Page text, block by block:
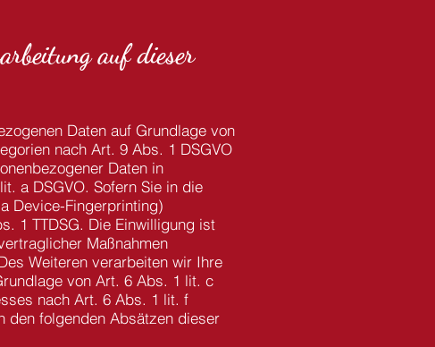
auf dieser
Daten auf Grundlage von
nach Art. 9 Abs. 1 DSGVO
Daten in
a DSGVO. Sofern Sie in die
Device-Fingerprinting)
1 TTDSG. Die Einwilligung ist
Maßnahmen
Weiteren verarbeiten wir Ihre
von Art. 6 Abs. 1 lit. c
nach Art. 6 Abs. 1 lit. f
den folgenden Absätzen dieser